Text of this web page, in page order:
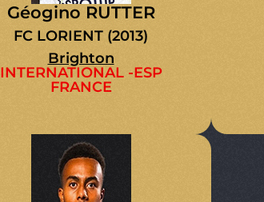
Géogino RUTTER
FC LORIENT (2013)
Brighton
INTERNATIONAL -ESP
FRANCE